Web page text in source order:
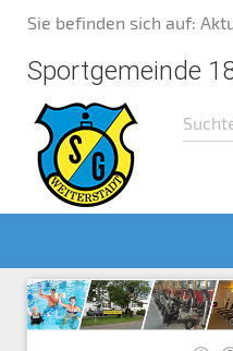
Sie befinden sich auf:
Sportgemeinde